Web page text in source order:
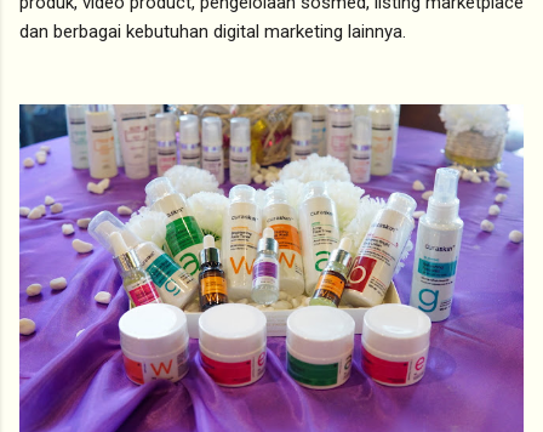
dan berbagai kebutuhan digital marketing lainnya.